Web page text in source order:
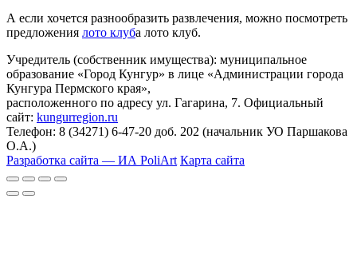
А если хочется разнообразить развлечения, можно посмотреть
предложения лото клубa лото клуб.
Учредитель (собственник имущества): муниципальное
образование «Город Кунгур» в лице «Администрации города
Кунгура Пермского края»,
расположенного по адресу ул. Гагарина, 7. Официальный
сайт: kungurregion.ru
Телефон: 8 (34271) 6-47-20 доб. 202 (начальник УО Паршакова
О.А.)
Разработка сайта — ИА PoliArt Карта сайта